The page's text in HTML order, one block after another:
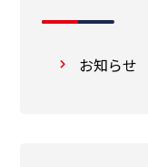
お知らせ